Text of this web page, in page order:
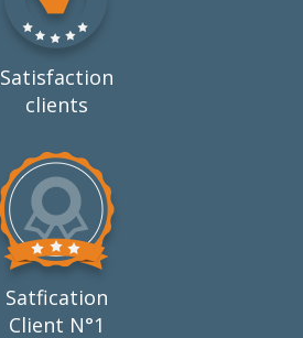
Satisfaction
clients
Satfication
Client N°1